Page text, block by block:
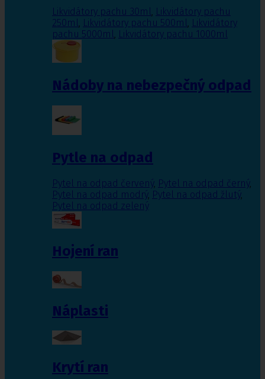
Likvidátory pachu 30ml, Likvidátory pachu
250ml, Likvidátory pachu 500ml, Likvidátory
pachu 5000ml, Likvidátory pachu 1000ml
Nádoby na nebezpečný odpad
Pytle na odpad
Pytel na odpad červený, Pytel na odpad černý,
Pytel na odpad modrý, Pytel na odpad žlutý,
Pytel na odpad zelený
Hojení ran
Náplasti
Krytí ran